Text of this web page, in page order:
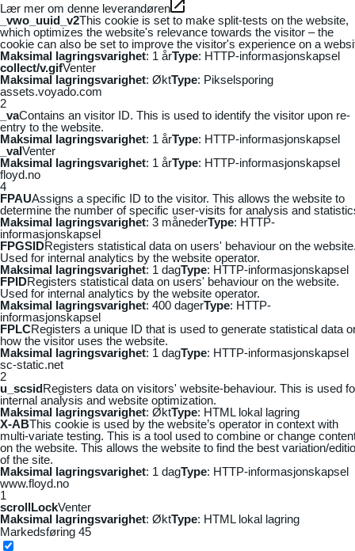
Lær mer om denne leverandøren
_vwo_uuid_v2This cookie is set to make split-tests on the website,
which optimizes the website's relevance towards the visitor – the
cookie can also be set to improve the visitor's experience on a
Maksimal lagringsvarighet: 1 årType: HTTP-informasjonskapsel
collect/v.gifVenter
Maksimal lagringsvarighet: ØktType: Pikselsporing
assets.voyado.com
2
_vaContains an visitor ID. This is used to identify the visitor upon re-
entry to the website.
Maksimal lagringsvarighet: 1 årType: HTTP-informasjonskapsel
_vaIVenter
Maksimal lagringsvarighet: 1 årType: HTTP-informasjonskapsel
floyd.no
4
FPAUAssigns a specific ID to the visitor. This allows the website to
determine the number of specific user-visits for analysis and
Maksimal lagringsvarighet: 3 månederType: HTTP-
informasjonskapsel
FPGSIDRegisters statistical data on users' behaviour on the
Used for internal analytics by the website operator.
Maksimal lagringsvarighet: 1 dagType: HTTP-informasjonskapsel
FPIDRegisters statistical data on users' behaviour on the website.
Used for internal analytics by the website operator.
Maksimal lagringsvarighet: 400 dagerType: HTTP-
informasjonskapsel
FPLCRegisters a unique ID that is used to generate statistical data
how the visitor uses the website.
Maksimal lagringsvarighet: 1 dagType: HTTP-informasjonskapsel
sc-static.net
2
u_scsidRegisters data on visitors' website-behaviour. This is used
internal analysis and website optimization.
Maksimal lagringsvarighet: ØktType: HTML lokal lagring
X-ABThis cookie is used by the website’s operator in context with
multi-variate testing. This is a tool used to combine or change
on the website. This allows the website to find the best variation/
of the site.
Maksimal lagringsvarighet: 1 dagType: HTTP-informasjonskapsel
www.floyd.no
1
scrollLockVenter
Maksimal lagringsvarighet: ØktType: HTML lokal lagring
Markedsføring 45